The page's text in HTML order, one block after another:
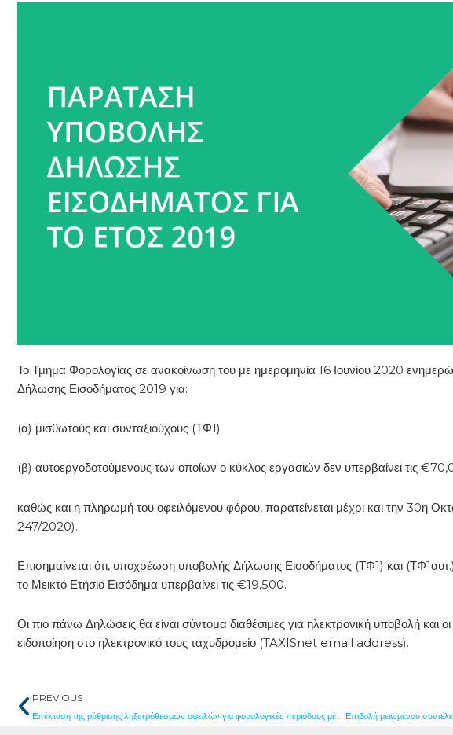
Το Τμήμα Φορολογίας σε ανακοίνωση του με ημερομηνία 16 Ιουνίου 2020
Δήλωσης Εισοδήματος 2019 για:
(α) μισθωτούς και συνταξιούχους (ΤΦ1)
(β) αυτοεργοδοτούμενους των οποίων ο κύκλος εργασιών δεν υπερβαίνει τις
καθώς και η πληρωμή του οφειλόμενου φόρου, παρατείνεται μέχρι και την 30η
247/2020).
Επισημαίνεται ότι, υποχρέωση υποβολής Δήλωσης Εισοδήματος (ΤΦ1) και
το Μεικτό Ετήσιο Εισόδημα υπερβαίνει τις €19,500.
Οι πιο πάνω Δηλώσεις θα είναι σύντομα διαθέσιμες για ηλεκτρονική υποβολή και
ειδοποίηση στο ηλεκτρονικό τους ταχυδρομείο (TAXISnet email address).
Prev
PREVIOUS
Επέκταση της ρύθμισης ληξιπρόθεσμων οφειλών για φορολογικές περιόδους μέχρι τις 31/12/2015